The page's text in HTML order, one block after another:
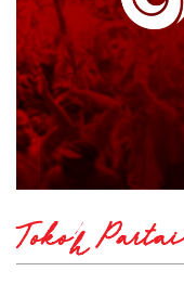
Tokoh Partai